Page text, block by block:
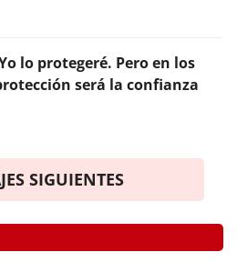
lo protegeré. Pero en los
será la confianza
SIGUIENTES